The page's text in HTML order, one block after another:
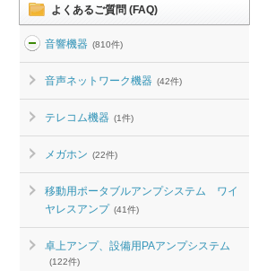
よくあるご質問 (FAQ)
音響機器 (810件)
音声ネットワーク機器 (42件)
テレコム機器 (1件)
メガホン (22件)
移動用ポータブルアンプシステム ワイ
ヤレスアンプ (41件)
卓上アンプ、設備用PAアンプシステム
(122件)